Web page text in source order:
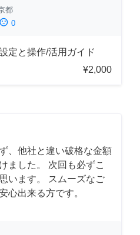
都
sentiment_dissatisfied 0
定と操作/活用ガイド
¥2,000
、他社と違い破格な金額
ました。 次回も必ずこ
います。 スムーズなご
心出来る方です。